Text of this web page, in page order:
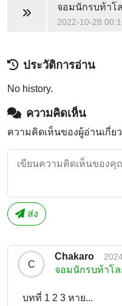
จอมนักรบท้าโ
2022-10-28
ประวัติการอ่าน
No history.
ความคิดเห็น
ความคิดเห็นของผู้อ่านเกี่ย
ส่ง
C
Chakaro
จอมนักรบท้าโล
บทที่ 1 2 3 หาย...